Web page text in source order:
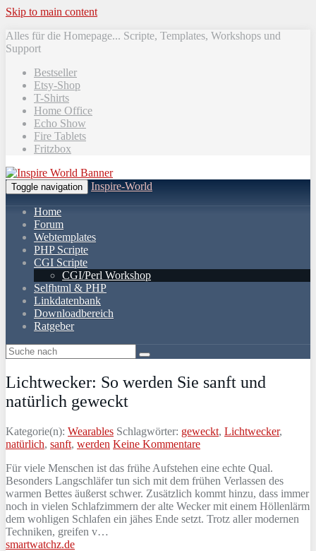
Skip to main content
Alles für die Homepage... Scripte, Templates, Workshops und
Support
Bestseller
Etsy-Shop
T-Shirts
Home Office
Echo Show
Fire Tablets
Fritzbox
Toggle navigation Inspire-World
Home
Forum
Webtemplates
PHP Scripte
CGI Scripte
CGI/Perl Workshop
Selfhtml & PHP
Linkdatenbank
Downloadbereich
Ratgeber
Lichtwecker: So werden Sie sanft und
natürlich geweckt
Kategorie(n): Wearables Schlagwörter: geweckt, Lichtwecker,
natürlich, sanft, werden Keine Kommentare
Für viele Menschen ist das frühe Aufstehen eine echte Qual.
Besonders Langschläfer tun sich mit dem frühen Verlassen des
warmen Bettes äußerst schwer. Zusätzlich kommt hinzu, dass immer
noch in vielen Schlafzimmern der alte Wecker mit einem Höllenlärm
dem wohligen Schlafen ein jähes Ende setzt. Trotz aller modernen
Techniken, greifen v…
smartwatchz.de